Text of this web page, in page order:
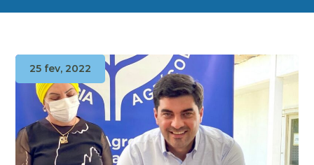
25 fev, 2022